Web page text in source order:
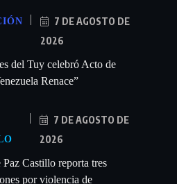
7 DE AGOSTO DE
2026
del Tuy celebró Acto de
Renace”
7 DE AGOSTO DE
2026
Castillo reporta tres
por violencia de